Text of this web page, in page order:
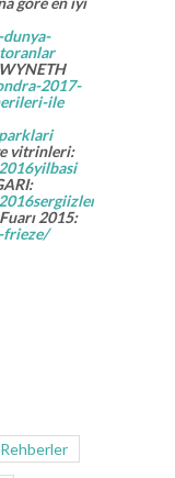
2017-
ile
vitrinleri:
2015:
frieze/
Rehberler